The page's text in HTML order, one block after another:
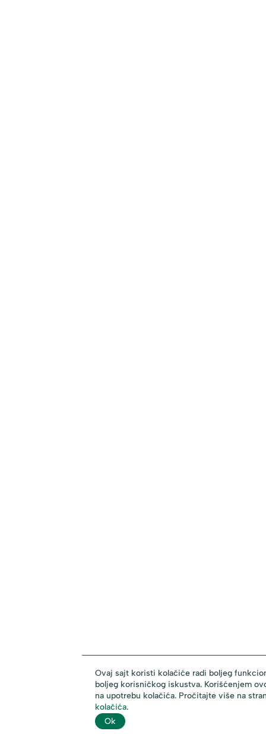
Ovaj sajt koristi kolačiće radi boljeg
boljeg korisničkog iskustva. Korišćenjem
na upotrebu kolačića. Pročitajte više na
kolačića.
Ok